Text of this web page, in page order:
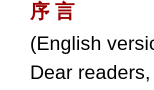
序 言
(English
Dear readers,